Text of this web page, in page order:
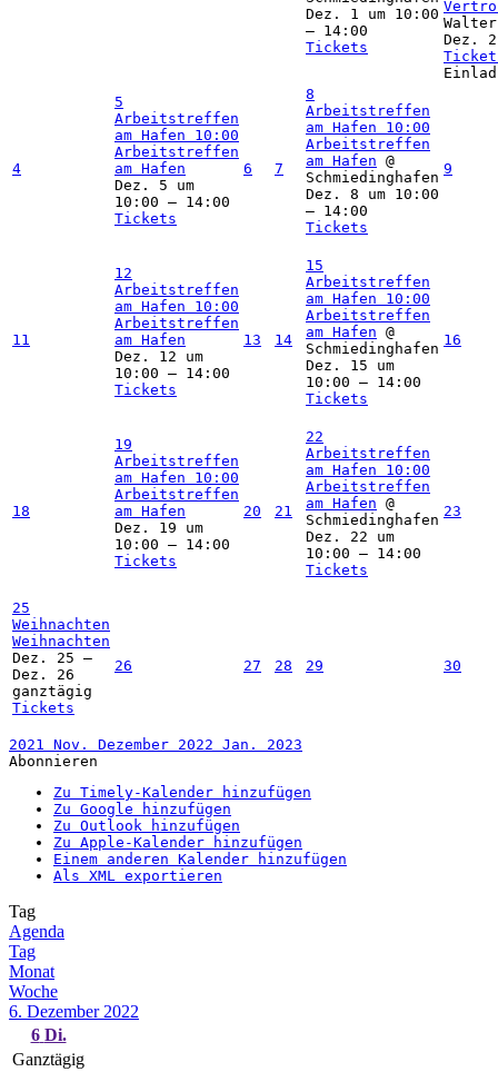
Dez. 1 um 10:00
– 14:00
Tickets
Walter
Dez.
4
5
Arbeitstreffen
am Hafen 10:00
Arbeitstreffen
am Hafen
Dez. 5 um
10:00 – 14:00
Tickets
6 7
8
Arbeitstreffen
am Hafen 10:00
Arbeitstreffen
am Hafen @
Schmiedinghafen
Dez. 8 um 10:00
– 14:00
Tickets
9
11
12
Arbeitstreffen
am Hafen 10:00
Arbeitstreffen
am Hafen
Dez. 12 um
10:00 – 14:00
Tickets
13 14
15
Arbeitstreffen
am Hafen 10:00
Arbeitstreffen
am Hafen @
Schmiedinghafen
Dez. 15 um
10:00 – 14:00
Tickets
16
18
19
Arbeitstreffen
am Hafen 10:00
Arbeitstreffen
am Hafen
Dez. 19 um
10:00 – 14:00
Tickets
20 21
22
Arbeitstreffen
am Hafen 10:00
Arbeitstreffen
am Hafen @
Schmiedinghafen
Dez. 22 um
10:00 – 14:00
Tickets
23
25
Weihnachten
Weihnachten
Dez. 25 –
Dez. 26
ganztägig
Tickets
26 27 28 29 30
2021 Nov. Dezember 2022 Jan. 2023
Abonnieren
Zu Timely-Kalender hinzufügen
Zu Google hinzufügen
Zu Outlook hinzufügen
Zu Apple-Kalender hinzufügen
Einem anderen Kalender hinzufügen
Als XML exportieren
Tag
Agenda
Tag
Monat
Woche
6. Dezember 2022
6 Di.
Ganztägig